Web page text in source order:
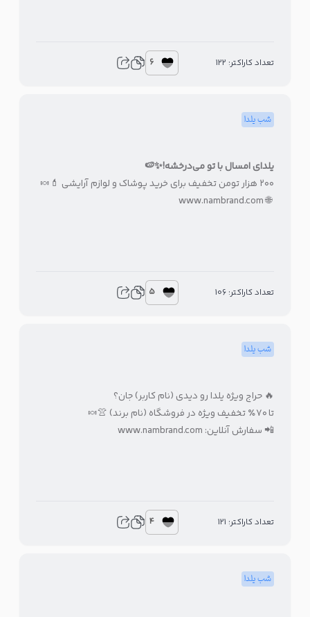
تعداد کاراکتر: 122 6
شب یلدا
یلدای امسال با تو می‌درخشه!✨🍉
۲۰۰ هزار تومن تخفیف برای خرید پوشاک و لوازم آرایشی 💄🍬
🌐
www.nambrand.com
تعداد کاراکتر: 106 5
شب یلدا
🔥 حراج ویژه یلدا رو دیدی (نام کاربر) جان؟
تا ۷۰٪ تخفیف ویژه در فروشگاه (نام برند) 👚🍬
📲 سفارش آنلاین: www.nambrand.com
تعداد کاراکتر: 121 4
شب یلدا